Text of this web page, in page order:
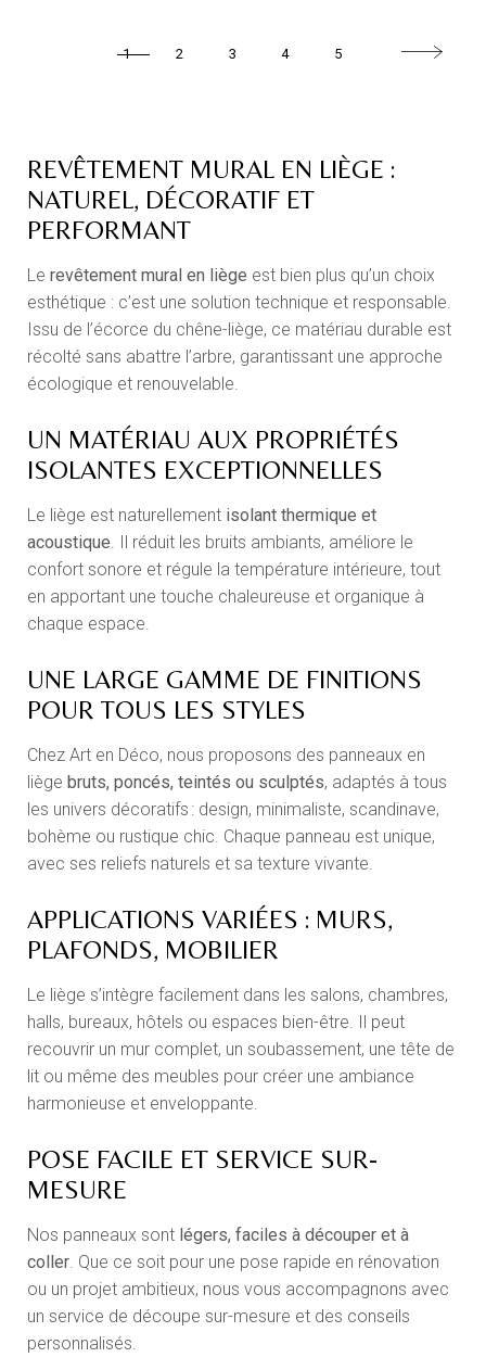
1 2 3 4 5
REVÊTEMENT MURAL EN LIÈGE :
NATUREL, DÉCORATIF ET
PERFORMANT
Lerevêtement mural en liège est bien plus qu’un choix
esthétique : c’est une solution technique et responsable.
Issu de l’écorce du chêne-liège, ce matériau durable est
récolté sans abattre l’arbre, garantissant une approche
écologique et renouvelable.
UN MATÉRIAU AUX PROPRIÉTÉS
ISOLANTES EXCEPTIONNELLES
Le liège est naturellement isolant thermique et
acoustique. Il réduit les bruits ambiants, améliore le
confort sonore et régule la température intérieure, tout
en apportant une touche chaleureuse et organique à
chaque espace.
UNE LARGE GAMME DE FINITIONS
POUR TOUS LES STYLES
Chez Art en Déco, nous proposons des panneaux en
liège bruts, poncés, teintés ou sculptés, adaptés à tous
les univers décoratifs : design, minimaliste, scandinave,
bohème ou rustique chic. Chaque panneau est unique,
avec ses reliefs naturels et sa texture vivante.
APPLICATIONS VARIÉES : MURS,
PLAFONDS, MOBILIER
Le liège s’intègre facilement dans les salons, chambres,
halls, bureaux, hôtels ou espaces bien-être. Il peut
recouvrir un mur complet, un soubassement, une tête de
lit ou même des meubles pour créer une ambiance
harmonieuse et enveloppante.
POSE FACILE ET SERVICE SUR-
MESURE
Nos panneaux sont légers, faciles à découper et à
coller. Que ce soit pour une pose rapide en rénovation
ou un projet ambitieux, nous vous accompagnons avec
un service de découpe sur-mesure et des conseils
personnalisés.